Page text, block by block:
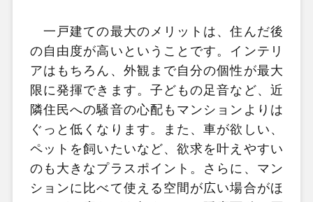
一戸建ての最大のメリットは、住んだ後
の自由度が高いということです。インテリ
アはもちろん、外観まで自分の個性が最大
限に発揮できます。子どもの足音など、近
隣住民への騒音の心配もマンションよりは
ぐっと低くなります。また、車が欲しい、
ペットを飼いたいなど、欲求を叶えやすい
のも大きなプラスポイント。さらに、マン
ションに比べて使える空間が広い場合がほ